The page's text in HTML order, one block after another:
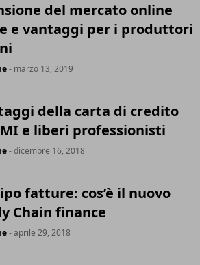
del mercato online
e vantaggi per i produttori
- marzo 13, 2019
della carta di credito
e liberi professionisti
- dicembre 16, 2018
fatture: cos’è il nuovo
Chain finance
- aprile 29, 2018